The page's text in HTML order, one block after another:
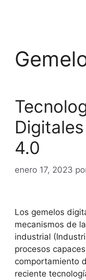
4.0
enero 17, 2023
Los gemelos
mecanismos de
industrial
procesos
comportamiento
reciente